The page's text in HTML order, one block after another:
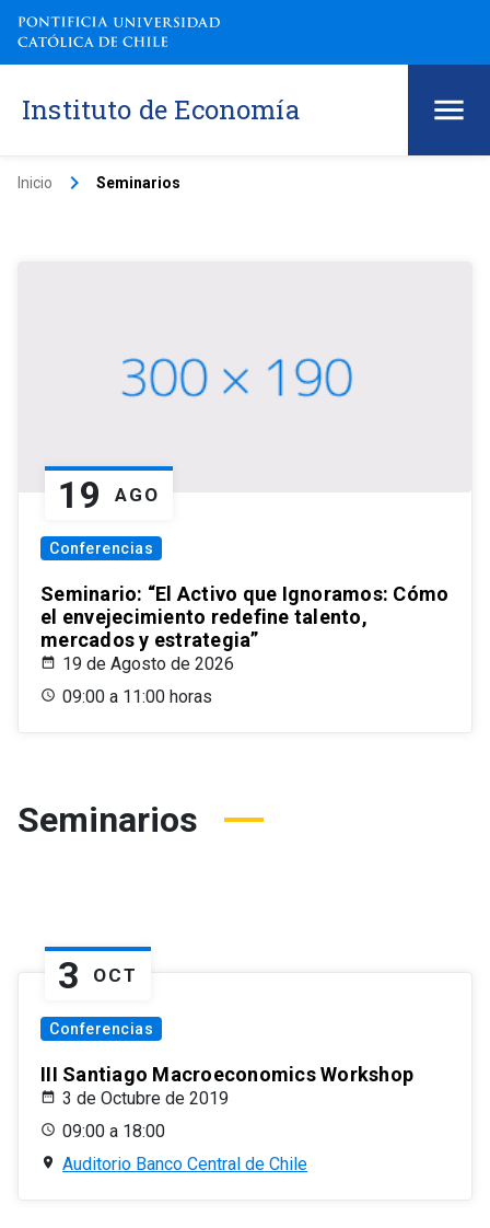
Instituto de Economía
Inicio keyboard_arrow_right Seminarios
19 AGO
Conferencias
Seminario: “El Activo que Ignoramos: Cómo
el envejecimiento redefine talento,
mercados y estrategia”
19 de Agosto de 2026
09:00 a 11:00 horas
Seminarios
3 OCT
Conferencias
III Santiago Macroeconomics Workshop
3 de Octubre de 2019
09:00 a 18:00
Auditorio Banco Central de Chile